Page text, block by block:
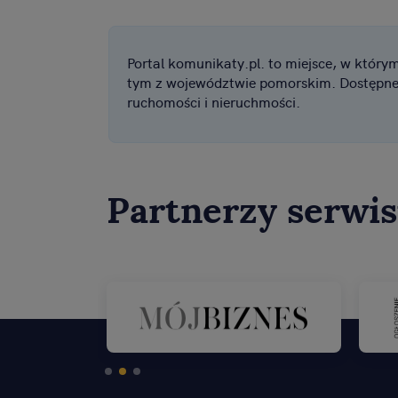
Portal komunikaty.pl. to miejsce, w
tym z województwie pomorskim.
ruchomości i nieruchmości.
Partnerzy